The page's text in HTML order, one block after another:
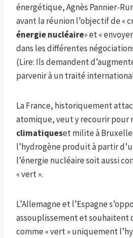
énergétique, Agnès Pannier-
avant la réunion l’objectif de «
énergie nucléaire» et «
dans les différentes
(Lire: Ils demandent
parvenir à un traité
La France, historiquement
atomique, veut y recourir pour
climatiqueset milite à
l’hydrogène produit à partir
l’énergie nucléaire soit aussi
« vert ».
L’Allemagne et l’Espagne
assouplissement et souhaitent
comme « vert » uniquement